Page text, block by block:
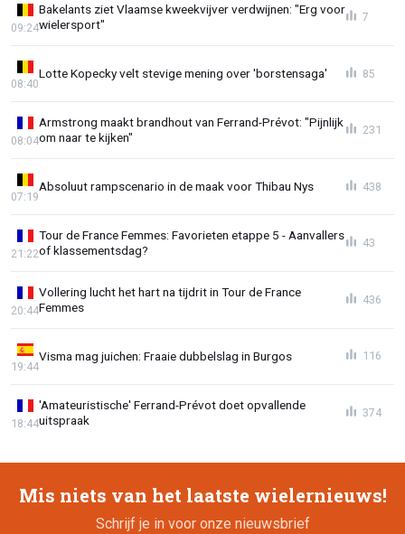
Bakelants ziet Vlaamse kweekvijver verdwijnen: "Erg voor
wielersport"
09:24
7
Lotte Kopecky velt stevige mening over 'borstensaga'
08:40
85
Armstrong maakt brandhout van Ferrand-Prévot: "Pijnlijk
om naar te kijken"
08:04
231
Absoluut rampscenario in de maak voor Thibau Nys
07:19
438
Tour de France Femmes: Favorieten etappe 5 - Aanvallers
of klassementsdag?
21:22
43
Vollering lucht het hart na tijdrit in Tour de France
Femmes
20:44
436
Visma mag juichen: Fraaie dubbelslag in Burgos
19:44
116
'Amateuristische' Ferrand-Prévot doet opvallende
uitspraak
18:44
374
Mis niets van het laatste wielernieuws!
Schrijf je in voor onze nieuwsbrief